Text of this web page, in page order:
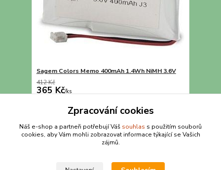
Sagem Colors Memo 400mAh 1.4Wh NiMH 3.6V
412 Kč
365 Kč/ks
Přidat do košíku
strana z 1
Zpracování cookies
Náš e-shop a partneři potřebují Váš souhlas s použitím souborů
cookies, aby Vám mohli zobrazovat informace týkající se Vašich
zájmů.